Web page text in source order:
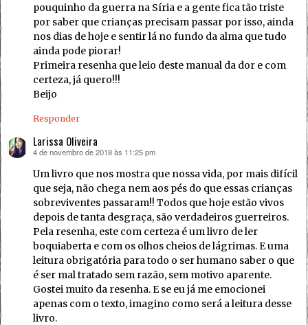
pouquinho da guerra na Síria e a gente fica tão triste
por saber que crianças precisam passar por isso, ainda
nos dias de hoje e sentir lá no fundo da alma que tudo
ainda pode piorar!
Primeira resenha que leio deste manual da dor e com
certeza, já quero!!!
Beijo
Responder
Larissa Oliveira
disse:
4 de novembro de 2018 às 11:25 pm
Um livro que nos mostra que nossa vida, por mais difícil
que seja, não chega nem aos pés do que essas crianças
sobreviventes passaram!! Todos que hoje estão vivos
depois de tanta desgraça, são verdadeiros guerreiros.
Pela resenha, este com certeza é um livro de ler
boquiaberta e com os olhos cheios de lágrimas. E uma
leitura obrigatória para todo o ser humano saber o que
é ser mal tratado sem razão, sem motivo aparente.
Gostei muito da resenha. E se eu já me emocionei
apenas com o texto, imagino como será a leitura desse
livro.